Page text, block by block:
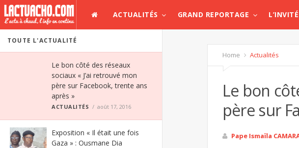
ACTUALITÉS GRAND REPORTAGE L’INVITÉ
TOUTE L'ACTUALITÉ
Le bon côté des réseaux
sociaux « J’ai retrouvé mon
père sur Facebook, trente ans
après »
ACTUALITÉS août 17, 2016
Exposition « Il était une fois
Gaza » : Ousmane Dia
Home Actualités
Le bon
père sur
Pape Ismaïla